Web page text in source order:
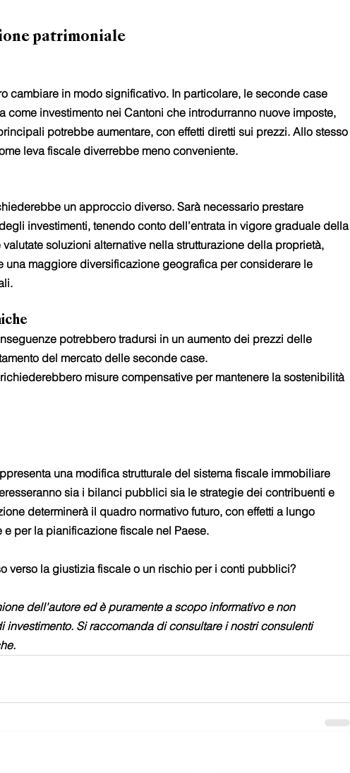
patrimoniale
cambiare in modo significativo. In particolare, le seconde case
come investimento nei Cantoni che introdurranno nuove imposte,
potrebbe aumentare, con effetti diretti sui prezzi. Allo stesso
leva fiscale diverrebbe meno conveniente.
un approccio diverso. Sarà necessario prestare
investimenti, tenendo conto dell’entrata in vigore graduale della
soluzioni alternative nella strutturazione della proprietà,
una maggiore diversificazione geografica per considerare le
potrebbero tradursi in un aumento dei prezzi delle
del mercato delle seconde case.
misure compensative per mantenere la sostenibilità
una modifica strutturale del sistema fiscale immobiliare
sia i bilanci pubblici sia le strategie dei contribuenti e
determinerà il quadro normativo futuro, con effetti a lungo
per la pianificazione fiscale nel Paese.
verso la giustizia fiscale o un rischio per i conti pubblici?
dell'autore ed è puramente a scopo informativo e non
investimento. Si raccomanda di consultare i nostri consulenti